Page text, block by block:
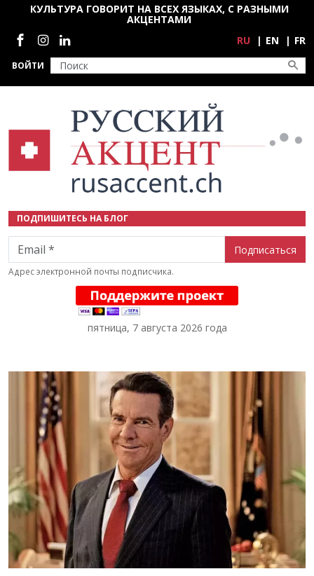
Перейти к основному содержанию
ВОЙТИ
КУЛЬТУРА ГОВОРИТ НА ВСЕХ ЯЗЫКАХ, С РАЗНЫМИ
АКЦЕНТАМИ
Социальные сети
RU EN FR
ПОДПИШИТЕСЬ НА БЛОГ
Email
Адрес электронной почты подписчика.
пятница, 7 августа 2026 года